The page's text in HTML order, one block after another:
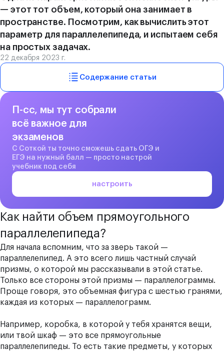
— этот тот объем, который она занимает в
пространстве. Посмотрим, как вычислить этот
параметр для параллелепипеда, и испытаем себя
на простых задачах.
22 декабря 2023 г.
Содержание статьи
П-сс, мы тут собрали
всё важное для
экзаменов
С Соткой ты точно сможешь сдать ОГЭ и
ЕГЭ на нужный балл — просто настрой
учебник под себя
настроить
Как найти объем прямоугольного
параллелепипеда?
Для начала вспомним, что за зверь такой —
параллелепипед. А это всего лишь частный случай
призмы, о которой мы рассказывали в этой статье.
Только все стороны этой призмы — параллелограммы.
Проще говоря, это объемная фигура с шестью гранями,
каждая из которых — параллелограмм.
Например, коробка, в которой у тебя хранятся вещи,
или твой шкаф — это все прямоугольные
параллелепипеды. То есть такие предметы, у которых